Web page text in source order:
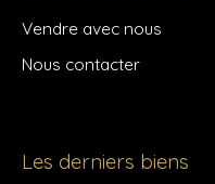
Vendre avec nous
Nous contacter
Les derniers biens